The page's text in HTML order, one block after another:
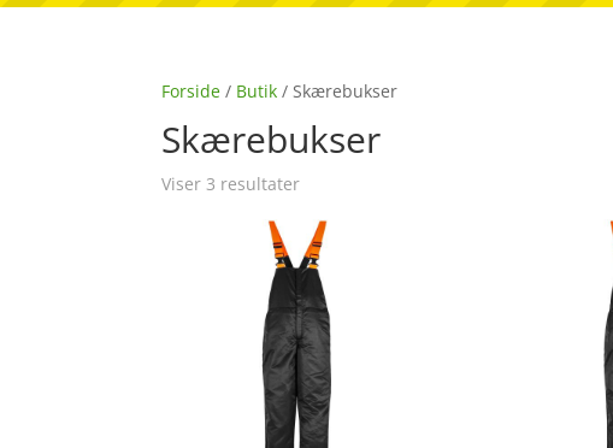
Forside / Butik / Skærebukser
Skærebukser
Viser 3 resultater